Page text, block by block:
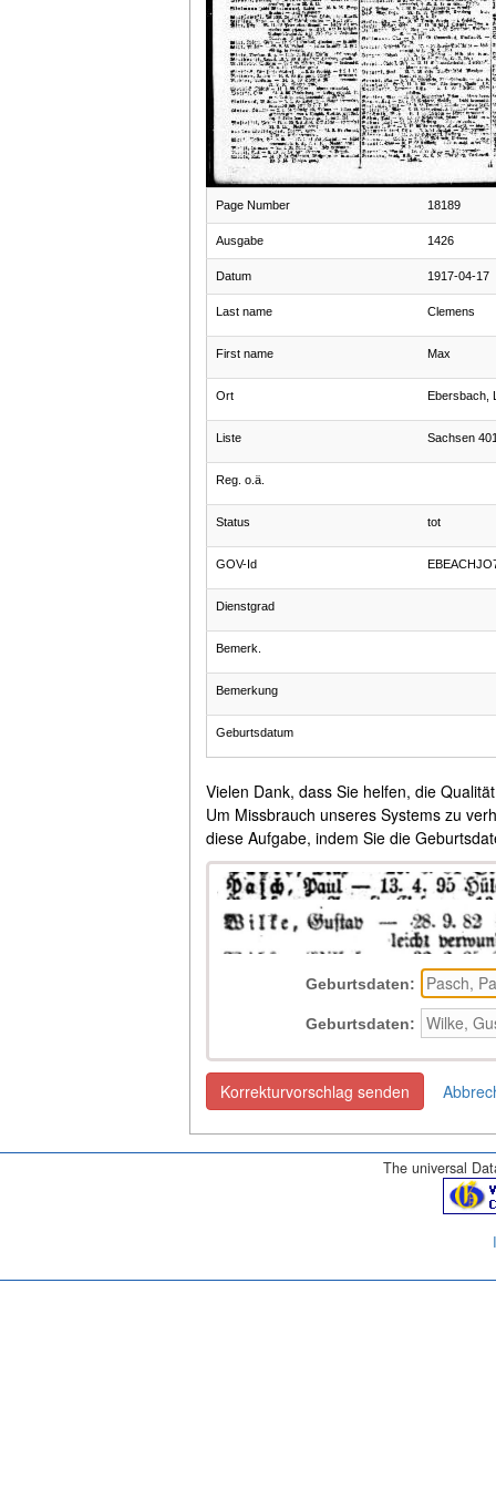
Page Number 18189
Ausgabe 1426
Datum 1917-04-17
Last name Clemens
First name Max
Ort Ebersbach,
Liste Sachsen
Reg. o.ä.
Status tot
GOV-Id
Dienstgrad
Bemerk.
Bemerkung
Geburtsdatum
Vielen Dank, dass Sie helfen, die
Um Missbrauch unseres Systems zu
diese Aufgabe, indem Sie die
Geburtsdaten:
Geburtsdaten:
Korrekturvorschlag senden
The universal